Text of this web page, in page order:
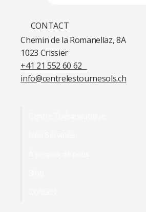
CONTACT
Chemin de la Romanellaz, 8A
1023 Crissier​
+41 21 552 60 62​
info@centrelestournesols.ch